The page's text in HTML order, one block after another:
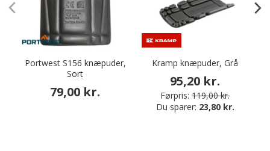
Portwest S156 knæpuder,
Sort
79,00 kr.
Kramp knæpuder, Grå
95,20 kr.
Førpris: 119,00 kr.
Du sparer: 23,80 kr.